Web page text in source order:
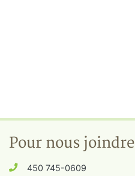
Pour nous joindre
450 745-0609